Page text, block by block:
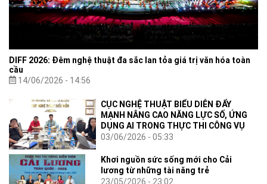
DIFF 2026: Đêm nghệ thuật đa sắc lan tỏa giá trị văn hóa toàn
cầu
14/06/2026 - 14:56
CỤC NGHỆ THUẬT BIỂU DIỄN ĐẨY
MẠNH NÂNG CAO NĂNG LỰC SỐ, ỨNG
DỤNG AI TRONG THỰC THI CÔNG VỤ
03/06/2026 - 05:33
Khơi nguồn sức sống mới cho Cải
lương từ những tài năng trẻ
23/05/2026 - 23:02